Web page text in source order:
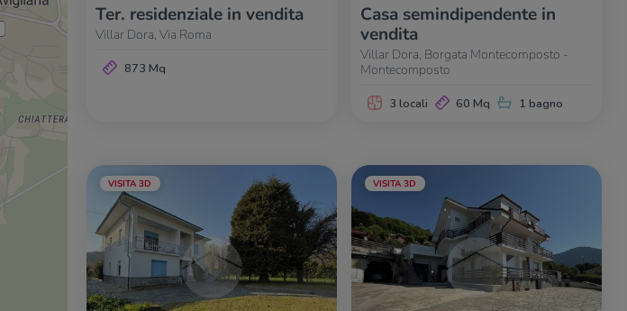
Ter. residenziale in vendita
Villar Dora, Via Roma
873 Mq
Casa semindipendente in
vendita
Villar Dora, Borgata Montecomposto -
Montecomposto
3 locali 60 Mq 1 bagno
VISITA 3D VISITA 3D